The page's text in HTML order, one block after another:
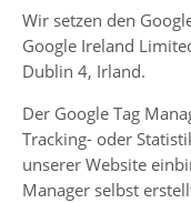
Wir setzen den
Google Ireland
Dublin 4, Irland.
Der Google Tag
Tracking- oder
unserer Website
Manager selbst